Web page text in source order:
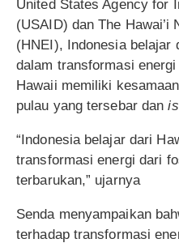
United States Agency for
(USAID) dan The
(HNEI), Indonesia belajar
dalam transformasi
Hawaii memiliki
pulau yang tersebar dan
“Indonesia belajar dari
transformasi energi dari
terbarukan,” ujarnya
Senda menyampaikan
terhadap transformasi